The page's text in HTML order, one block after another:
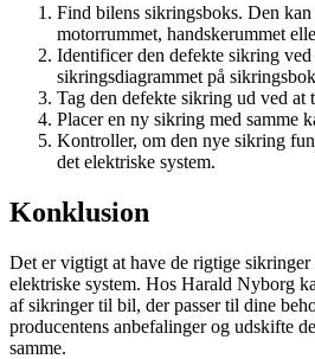
Find bilens sikringsboks. Den
motorrummet, handskerummet
Identificer den defekte sikring
sikringsdiagrammet på
Tag den defekte sikring ud ved at
Placer en ny sikring med samme
Kontroller, om den nye sikring
det elektriske system.
Konklusion
Det er vigtigt at have de rigtige
elektriske system. Hos Harald Nyborg
af sikringer til bil, der passer til dine
producentens anbefalinger og udskifte
samme.